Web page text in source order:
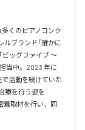
くのピアノコンク
ブランド「誰かに
ビッグファイブ 〜
当中。2023 年に
活動を続けていた
療を行う姿を
着取材を行い、同